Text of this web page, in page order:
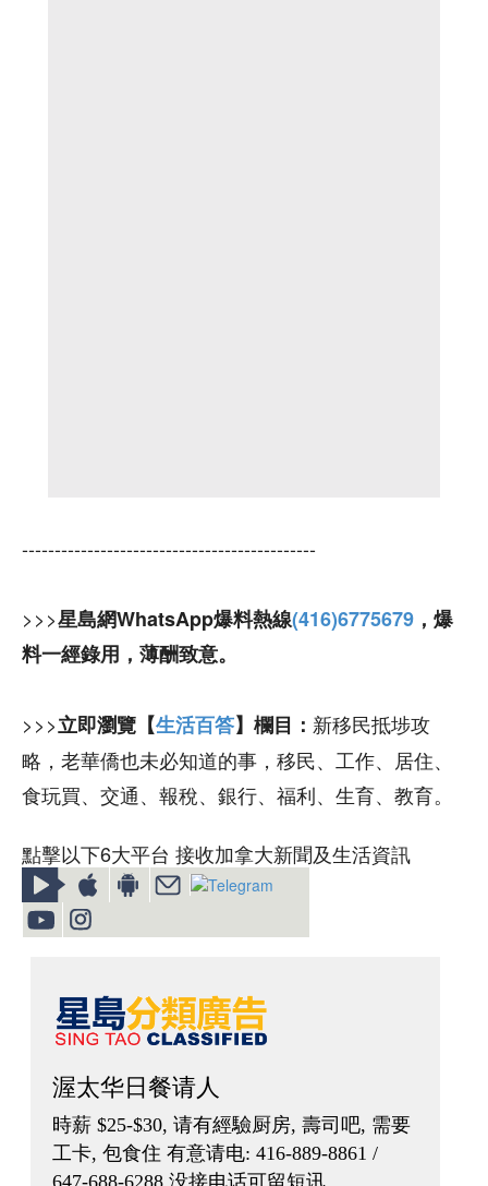
---------------------------------------------
>>>星島網WhatsApp爆料熱線(416)6775679 ，爆
料一經錄用，薄酬致意。
>>>立即瀏覽【生活百答】欄目： 新移民抵埗攻
略，老華僑也未必知道的事，移民、工作、居住、
食玩買、交通、報稅、銀行、福利、生育、教育。
點擊以下6大平台 接收加拿大新聞及生活資訊